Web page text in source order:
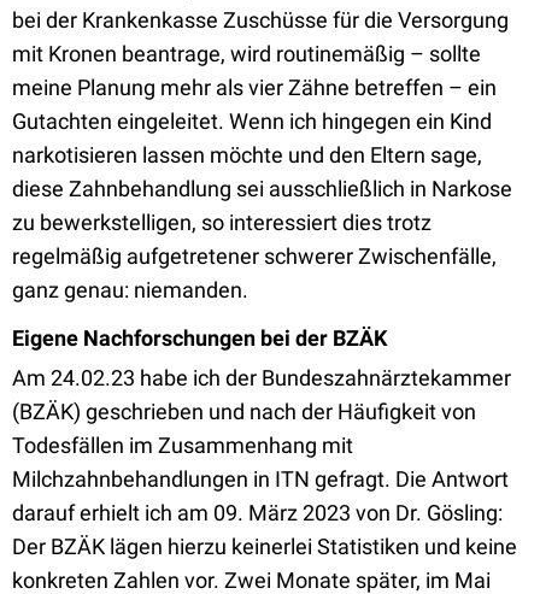
bei der Krankenkasse Zuschüsse für die Versorgung
mit Kronen beantrage, wird routinemäßig – sollte
meine Planung mehr als vier Zähne betreffen – ein
Gutachten eingeleitet. Wenn ich hingegen ein Kind
narkotisieren lassen möchte und den Eltern sage,
diese Zahnbehandlung sei ausschließlich in Narkose
zu bewerkstelligen, so interessiert dies trotz
regelmäßig aufgetretener schwerer Zwischenfälle,
ganz genau: niemanden.
Eigene Nachforschungen bei der BZÄK
Am 24.02.23 habe ich der Bundeszahnärztekammer
(BZÄK) geschrieben und nach der Häufigkeit von
Todesfällen im Zusammenhang mit
Milchzahnbehandlungen in ITN gefragt. Die Antwort
darauf erhielt ich am 09. März 2023 von Dr. Gösling:
Der BZÄK lägen hierzu keinerlei Statistiken und keine
konkreten Zahlen vor. Zwei Monate später, im Mai